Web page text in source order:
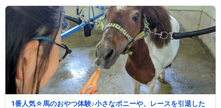
1番人気☆馬のおやつ体験♪小さなポニーや、レースを引退した